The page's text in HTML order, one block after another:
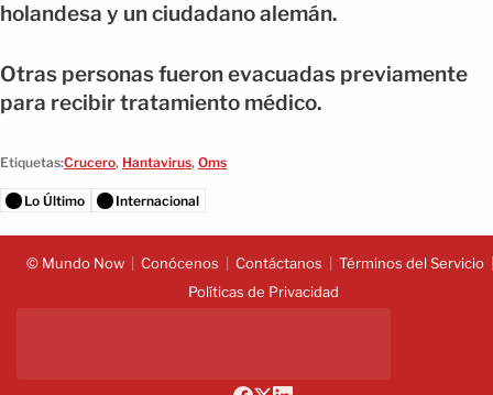
holandesa y un ciudadano alemán.
Otras personas fueron evacuadas previamente
para recibir tratamiento médico.
Etiquetas:Crucero, Hantavirus, Oms
Lo Último Internacional
© Mundo Now Conócenos Contáctanos
Términos del Servicio
Políticas de Privacidad